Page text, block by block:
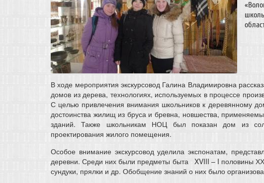
В ходе мероприятия экскурсовод Галина Владимировна
домов из дерева, технологиях, используемых в процессе
С целью привлечения внимания школьников к деревянному
достоинства жилищ из бруса и бревна, новшества,
зданий. Также школьникам НОЦ был показан дом из
проектирования жилого помещения.
Особое внимание экскурсовод уделила экспонатам,
деревни. Среди них были предметы быта XVIII – I половины ХХ
сундуки, прялки и др. Обобщение знаний о них было